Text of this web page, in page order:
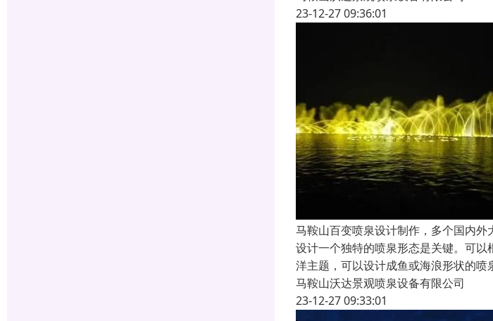
23-12-27 09:36:01
马鞍山百变喷泉设计制作，多个国内外
设计一个独特的喷泉形态是关键。可
洋主题，可以设计成鱼或海浪形状的
马鞍山沃达景观喷泉设备有限公司
23-12-27 09:33:01